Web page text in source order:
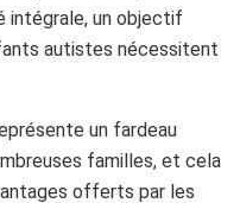
intégrale, un objectif
autistes nécessitent
un fardeau
familles, et cela
offerts par les